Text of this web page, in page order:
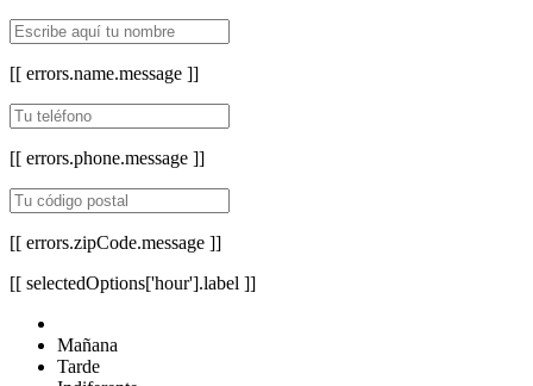
[[ errors.name.message ]]
[[ errors.phone.message ]]
[[ errors.zipCode.message ]]
[[ selectedOptions['hour'].label ]]
Mañana
Tarde